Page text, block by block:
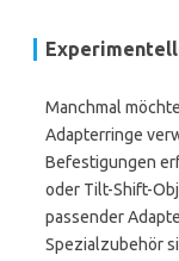
Manchmal
Adapterringe
Befestigungen
oder Tilt-Shift-
passender
Spezialzubehör